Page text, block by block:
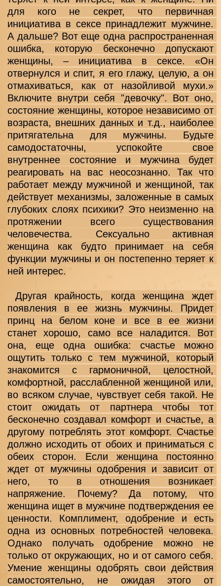
для кого не секрет, что первичная
инициатива в сексе принадлежит мужчине.
А дальше? Вот еще одна распространенная
ошибка, которую бесконечно допускают
женщины, – инициатива в сексе. «Он
отвернулся и спит, я его глажу, целую, а он
отмахиваться, как от назойливой мухи.»
Включите внутри себя "девочку". Вот оно,
состояние женщины, которое независимо от
возраста, внешних данных и т.д., наиболее
притягательна для мужчины. Будьте
самодостаточны, успокойте свое
внутреннее состояние и мужчина будет
реагировать на вас неосознанно. Так что
работает между мужчиной и женщиной, так
действует механизмы, заложенные в самых
глубоких слоях психики? Это неизменно на
протяжении всего существования
человечества. Сексуально активная
женщина как будто принимает на себя
функции мужчины и он постепенно теряет к
ней интерес.
появления в ее жизнь мужчины. Придет
принц на белом коне и все в ее жизни
станет хорошо, само все наладится. Вот
она, еще одна ошибка: счастье можно
ощутить только с тем мужчиной, который
знакомится с гармоничной, целостной,
комфортной, расслабленной женщиной или,
во всяком случае, чувствует себя такой. Не
стоит ожидать от партнера чтобы тот
бесконечно создавал комфорт и счастье, а
другому потреблять этот комфорт. Счастье
должно исходить от обоих и приниматься с
обеих сторон. Если женщина постоянно
ждет от мужчины одобрения и зависит от
него, то в отношения возникает
напряжение. Почему? Да потому, что
женщина ищет в мужчине подтверждения ее
ценности. Комплимент, одобрение и есть
одна из основных потребностей человека.
Однако получать одобрение можно не
только от окружающих, но и от самого себя.
Умение женщины одобрять свои действия
самостоятельно, не ожидая этого от